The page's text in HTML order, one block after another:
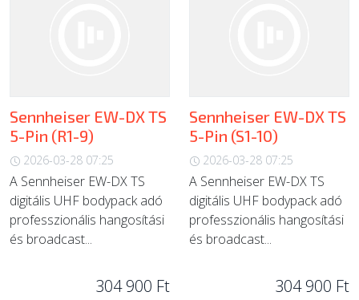
Sennheiser EW-DX TS
5-Pin (R1-9)
2026-03-28 07:25
A Sennheiser EW-DX TS
digitális UHF bodypack adó
professzionális hangosítási
és broadcast...
304 900 Ft
Sennheiser EW-DX TS
5-Pin (S1-10)
2026-03-28 07:25
A Sennheiser EW-DX TS
digitális UHF bodypack adó
professzionális hangosítási
és broadcast...
304 900 Ft